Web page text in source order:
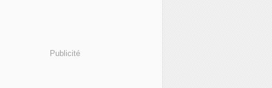
Publicité